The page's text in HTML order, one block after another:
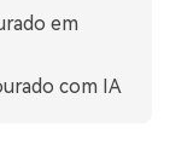
em
com IA